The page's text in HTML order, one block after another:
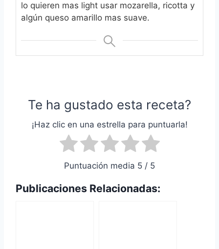
lo quieren mas light usar mozarella, ricotta y
algún queso amarillo mas suave.
Te ha gustado esta receta?
¡Haz clic en una estrella para puntuarla!
Puntuación media 5 / 5
Publicaciones Relacionadas: